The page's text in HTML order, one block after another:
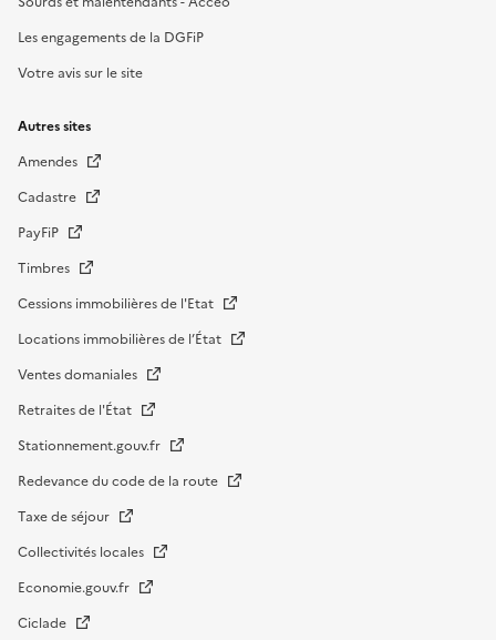
Les engagements de la DGFiP
Votre avis sur le site
Autres sites
Amendes
Cadastre
PayFiP
Timbres
Cessions immobilières de l'Etat
Locations immobilières de l’État
Ventes domaniales
Retraites de l'État
Stationnement.gouv.fr
Redevance du code de la route
Taxe de séjour
Collectivités locales
Economie.gouv.fr
Ciclade